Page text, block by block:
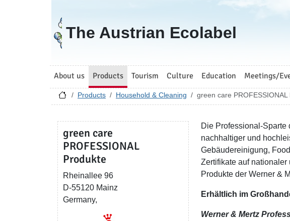
Go to homepage
The Austrian Ecolabel
About us Products Tourism Culture Education Meetings/
Products Household & Cleaning green care PROFESSIONAL
green care
PROFESSIONAL
Produkte
Rheinallee 96
D-55120 Mainz
Germany,
Die Professional-Sparte
nachhaltiger und
Gebäudereinigung,
Zertifikate auf
Produkte der Werner &
Erhältlich im
Werner & Mertz